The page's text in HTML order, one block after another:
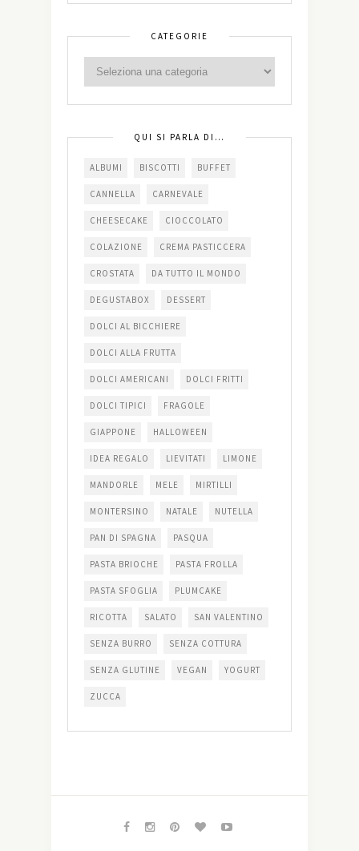
CATEGORIE
QUI SI PARLA DI…
ALBUMI BISCOTTI BUFFET
CANNELLA CARNEVALE
CHEESECAKE CIOCCOLATO
COLAZIONE CREMA PASTICCERA
CROSTATA DA TUTTO IL MONDO
DEGUSTABOX DESSERT
DOLCI AL BICCHIERE
DOLCI ALLA FRUTTA
DOLCI AMERICANI DOLCI FRITTI
DOLCI TIPICI FRAGOLE
GIAPPONE HALLOWEEN
IDEA REGALO LIEVITATI LIMONE
MANDORLE MELE MIRTILLI
MONTERSINO NATALE NUTELLA
PAN DI SPAGNA PASQUA
PASTA BRIOCHE PASTA FROLLA
PASTA SFOGLIA PLUMCAKE
RICOTTA SALATO SAN VALENTINO
SENZA BURRO SENZA COTTURA
SENZA GLUTINE VEGAN YOGURT
ZUCCA